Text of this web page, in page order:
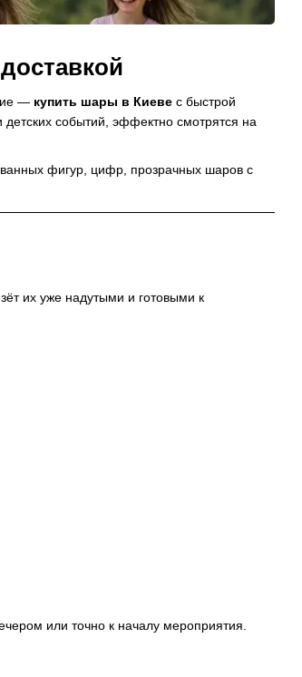
— купить шары в Киеве с быстрой
событий, эффектно смотрятся на
фигур, цифр, прозрачных шаров с
их уже надутыми и готовыми к
или точно к началу мероприятия.